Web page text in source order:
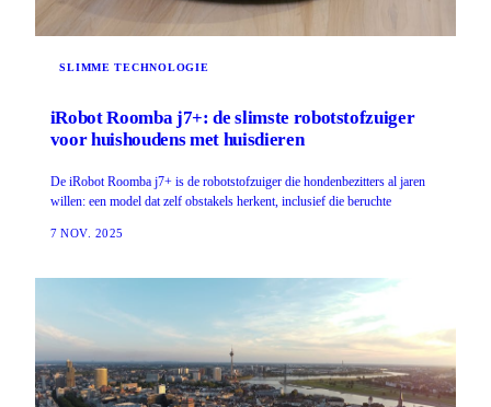
SLIMME TECHNOLOGIE
iRobot Roomba j7+: de slimste robotstofzuiger
voor huishoudens met huisdieren
De iRobot Roomba j7+ is de robotstofzuiger die hondenbezitters al jaren
willen: een model dat zelf obstakels herkent, inclusief die beruchte
7 NOV. 2025